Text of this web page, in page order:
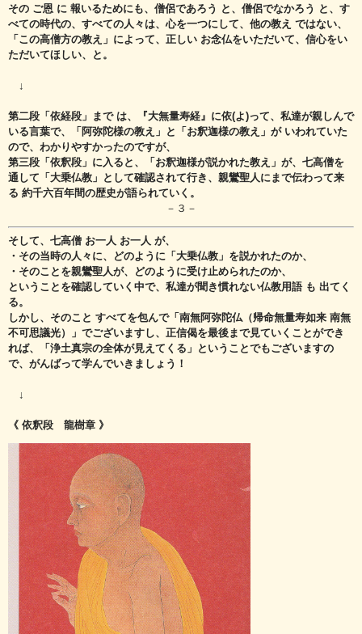
その ご恩 に 報いるためにも、 僧侶であろう と、僧侶でなかろう と、す
べての時代の、すべての人々は、心を一つにして、他の教え ではない、
「この高僧方の教え」によって、 正しい お念仏をいただいて、信心をい
ただいてほしい、と。
↓
第二段「依経段」まで は、『大無量寿経』に依(よ)って、私達が親しんで
いる言葉で、
「阿弥陀様の教え」と「お釈迦様の教え」が いわれていた
ので、 わかりやすかったのですが、
第三段「依釈段」に入ると、「お釈迦様が説かれた教え」が、 七高僧を
通して「大乗仏教」として確認されて行き、 親鸞聖人にまで伝わって来
る 約千六百年間の歴史が語られていく。
－３－
そして、七高僧 お一人 お一人 が、
・その当時の人々に、どのように「大乗仏教」を説かれたのか、
・そのことを親鸞聖人が、どのように受け止められたのか、
ということを確認していく中で、私達が聞き慣れない仏教用語 も 出てく
る。
しかし、そのこと すべてを包んで「南無阿弥陀仏（帰命無量寿如来 南無
不可思議光）」でございますし、正信偈を最後まで見ていくことができ
れば、
「浄土真宗の全体が見えてくる」ということでもございますの
で、 がんばって学んでいきましょう！
↓
《 依釈段 龍樹章 》